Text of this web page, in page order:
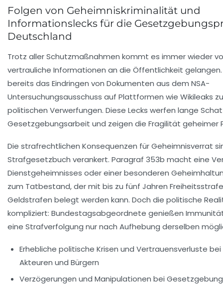
Folgen von Geheimniskriminalität und
Informationslecks für die
Deutschland
Trotz aller Schutzmaßnahmen kommt es immer wieder
vertrauliche Informationen an die Öffentlichkeit
bereits das Eindringen von Dokumenten aus dem NSA-
Untersuchungsausschuss auf Plattformen wie Wikileaks
politischen Verwerfungen. Diese Lecks werfen lange
Gesetzgebungsarbeit und zeigen die Fragilität geheimer
Die strafrechtlichen Konsequenzen für Geheimnisverrat
Strafgesetzbuch verankert. Paragraf 353b macht eine
Dienstgeheimnisses oder einer besonderen
zum Tatbestand, der mit bis zu fünf Jahren
Geldstrafen belegt werden kann. Doch die politische
kompliziert: Bundestagsabgeordnete genießen
eine Strafverfolgung nur nach Aufhebung derselben
Erhebliche politische Krisen und Vertrauensverluste
Akteuren und Bürgern
Verzögerungen und Manipulationen bei